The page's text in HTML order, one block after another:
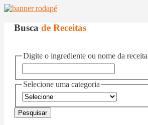
Busca de Receitas
Digite o ingrediente ou nome da receita
Selecione uma categoria